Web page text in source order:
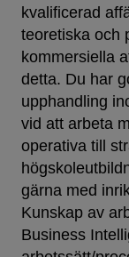
kvalificerad
teoretiska och
kommersiella
detta. Du har
upphandling
vid att arbeta
operativa till
gärna med
Kunskap av
Business